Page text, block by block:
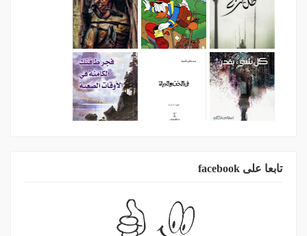
تابعا على facebook